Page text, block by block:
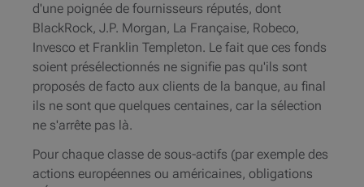
d'une poignée de fournisseurs réputés, dont
BlackRock, J.P. Morgan, La Française, Robeco,
Invesco et Franklin Templeton. Le fait que ces fonds
soient présélectionnés ne signifie pas qu'ils sont
proposés de facto aux clients de la banque, au final
ils ne sont que quelques centaines, car la sélection
ne s'arrête pas là.
Pour chaque classe de sous-actifs (par exemple des
actions européennes ou américaines, obligations